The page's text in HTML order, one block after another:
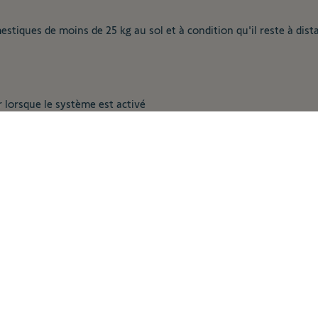
de moins de 25 kg au sol et à condition qu'il reste à
le système est activé